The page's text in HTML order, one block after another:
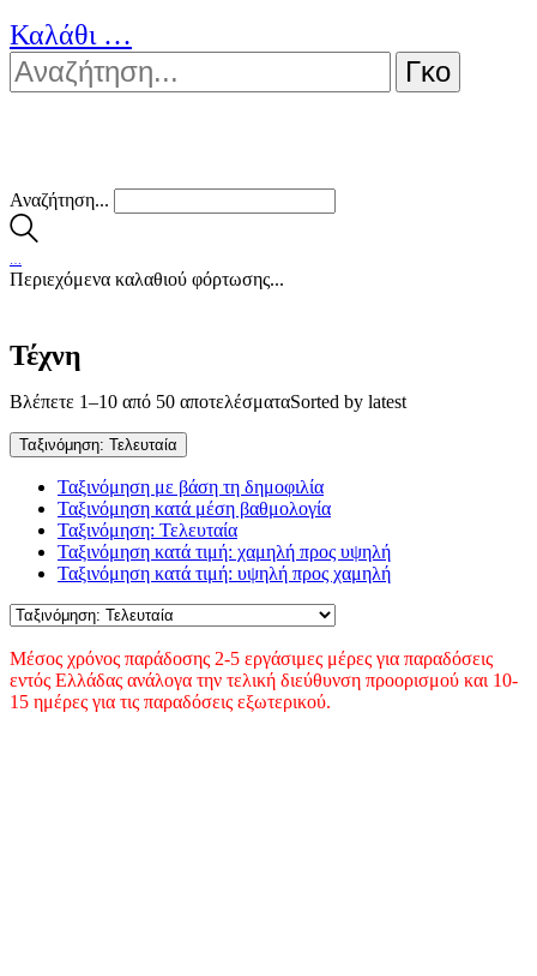
Καλάθι …
Αναζήτηση...
Περιεχόμενα καλαθιού φόρτωσης...
Τέχνη
Βλέπετε 1–10 από 50 αποτελέσματαSorted by latest
Ταξινόμηση: Τελευταία
Ταξινόμηση με βάση τη δημοφιλία
Ταξινόμηση κατά μέση βαθμολογία
Ταξινόμηση: Τελευταία
Ταξινόμηση κατά τιμή: χαμηλή προς υψηλή
Ταξινόμηση κατά τιμή: υψηλή προς χαμηλή
Μέσος χρόνος παράδοσης 2-5 εργάσιμες μέρες για παραδόσεις
εντός Ελλάδας ανάλογα την τελική διεύθυνση προορισμού και 10-
15 ημέρες για τις παραδόσεις εξωτερικού.